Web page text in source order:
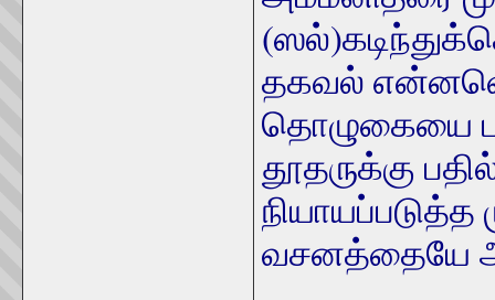
(ஸல்)
தகவல்
தொழுகையை
தூதருக்கு
வசனத்தையே